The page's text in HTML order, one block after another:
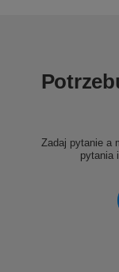
Zadaj pytanie a
pytania